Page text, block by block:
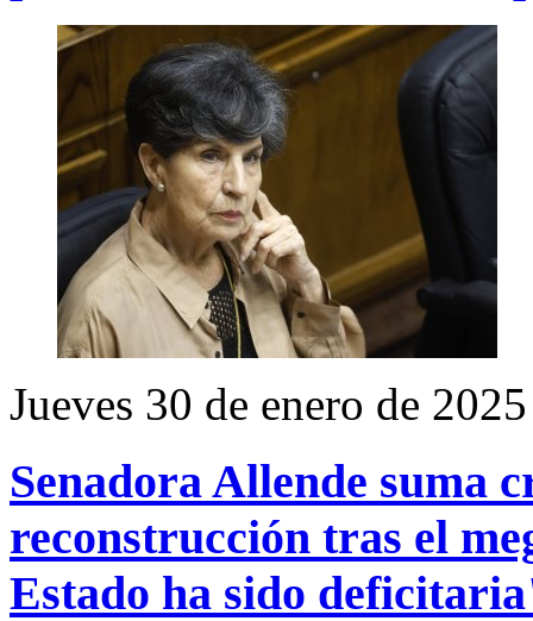
Jueves 30 de enero de 2025
Senadora Allende suma
reconstrucción tras el
Estado ha sido